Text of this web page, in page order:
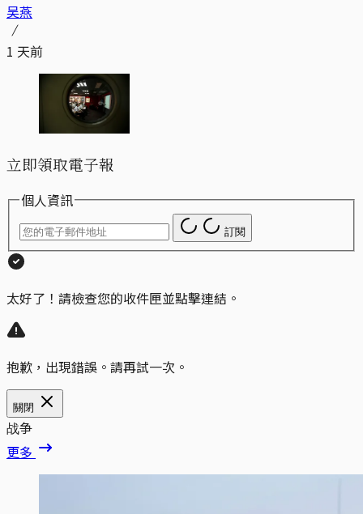
吴燕
1 天前
立即領取電子報
個人資訊
訂閱
太好了！請檢查您的收件匣並點擊連結。
抱歉，出現錯誤。請再試一次。
關閉
战争
更多